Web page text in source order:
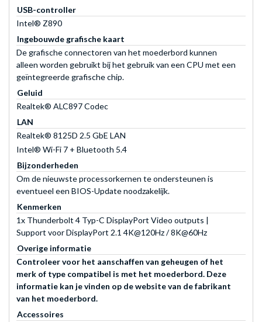
USB-controller
Intel® Z890
Ingebouwde grafische kaart
De grafische connectoren van het moederbord kunnen
alleen worden gebruikt bij het gebruik van een CPU met een
geïntegreerde grafische chip.
Geluid
Realtek® ALC897 Codec
LAN
Realtek® 8125D 2.5 GbE LAN
Intel® Wi-Fi 7 + Bluetooth 5.4
Bijzonderheden
Om de nieuwste processorkernen te ondersteunen is
eventueel een BIOS-Update noodzakelijk.
Kenmerken
1x Thunderbolt 4 Typ-C DisplayPort Video outputs |
Support voor DisplayPort 2.1 4K@120Hz / 8K@60Hz
Overige informatie
Controleer voor het aanschaffen van geheugen of het
merk of type compatibel is met het moederbord. Deze
informatie kan je vinden op de website van de fabrikant
van het moederbord.
Accessoires